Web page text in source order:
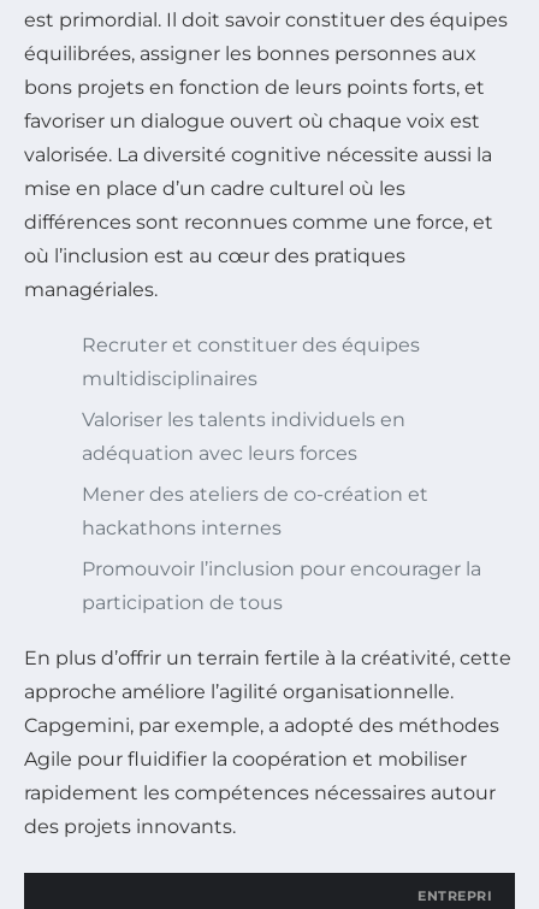
est primordial. Il doit savoir constituer des équipes
équilibrées, assigner les bonnes personnes aux
bons projets en fonction de leurs points forts, et
favoriser un dialogue ouvert où chaque voix est
valorisée. La diversité cognitive nécessite aussi la
mise en place d’un cadre culturel où les
différences sont reconnues comme une force, et
où l’inclusion est au cœur des pratiques
managériales.
Recruter et constituer des équipes
multidisciplinaires
Valoriser les talents individuels en
adéquation avec leurs forces
Mener des ateliers de co-création et
hackathons internes
Promouvoir l’inclusion pour encourager la
participation de tous
En plus d’offrir un terrain fertile à la créativité, cette
approche améliore l’agilité organisationnelle.
Capgemini, par exemple, a adopté des méthodes
Agile pour fluidifier la coopération et mobiliser
rapidement les compétences nécessaires autour
des projets innovants.
ENTREPRI